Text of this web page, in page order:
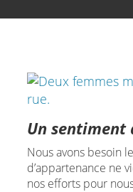
Un sentiment
Nous avons besoin
d’appartenance ne
nos efforts pour